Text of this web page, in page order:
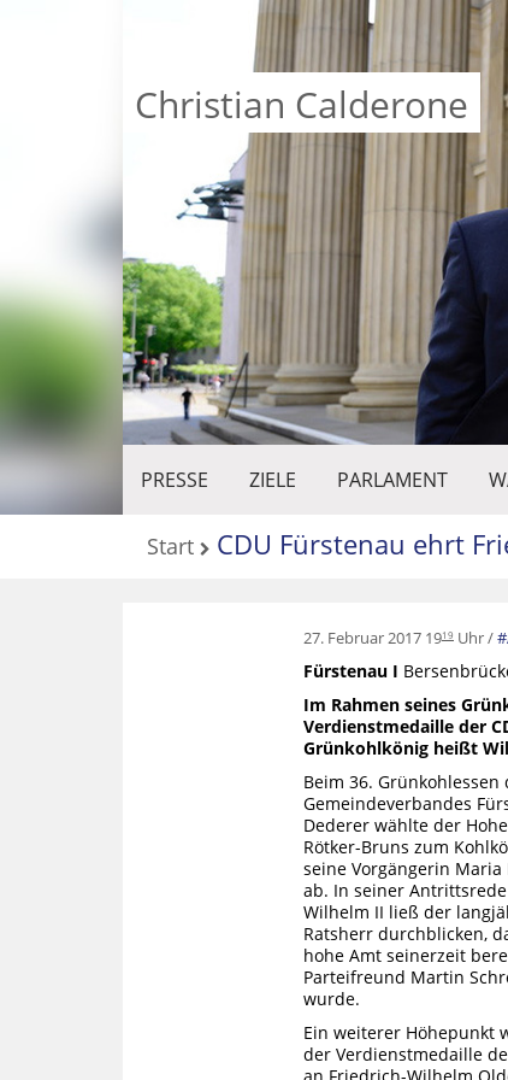
PRESSE ZIELE PARLAMENT
Christian Calderone
Start CDU Fürstenau ehrt
27. Februar 2017 1919 Uhr
Fürstenau I
Im Rahmen seines
Verdienstmedaille der
Grünkohlkönig heißt
Beim 36. Grünkohlessen
Gemeindeverbandes
Dederer wählte der
Rötker-Bruns zum
seine Vorgängerin
ab. In seiner
Wilhelm II ließ der
Ratsherr durchblicken,
hohe Amt seinerzeit
Parteifreund Martin
wurde.
Ein weiterer Höhepunkt
der Verdienstmedaille